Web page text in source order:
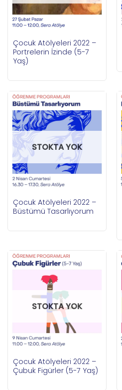
Çocuk Atölyeleri 2022 –
Portrelerin İzinde (5-7
Yaş)
STOKTA YOK
Çocuk Atölyeleri 2022 –
Büstümü Tasarlıyorum
STOKTA YOK
Çocuk Atölyeleri 2022 –
Çubuk Figürler (5-7 Yaş)